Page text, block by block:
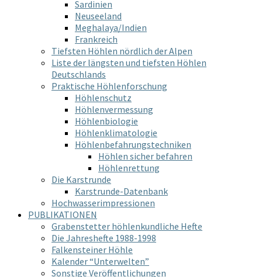
Sardinien
Neuseeland
Meghalaya/Indien
Frankreich
Tiefsten Höhlen nördlich der Alpen
Liste der längsten und tiefsten Höhlen
Deutschlands
Praktische Höhlenforschung
Höhlenschutz
Höhlenvermessung
Höhlenbiologie
Höhlenklimatologie
Höhlenbefahrungstechniken
Höhlen sicher befahren
Höhlenrettung
Die Karstrunde
Karstrunde-Datenbank
Hochwasserimpressionen
PUBLIKATIONEN
Grabenstetter höhlenkundliche Hefte
Die Jahreshefte 1988-1998
Falkensteiner Höhle
Kalender “Unterwelten”
Sonstige Veröffentlichungen